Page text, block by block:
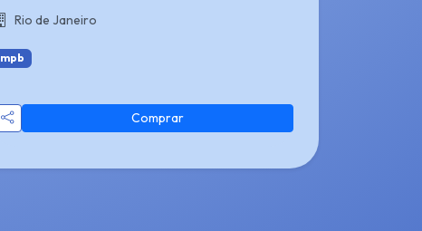
Rio de Janeiro
mpb
Comprar